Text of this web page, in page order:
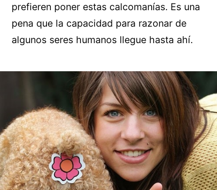
prefieren poner estas calcomanías. Es una
pena que la capacidad para razonar de
algunos seres humanos llegue hasta ahí.